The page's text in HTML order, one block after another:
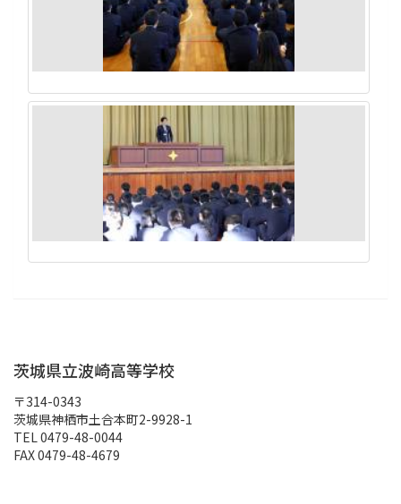
茨城県立波崎高等学校
〒314-0343
茨城県神栖市土合本町2-9928-1
TEL 0479-48-0044
FAX 0479-48-4679